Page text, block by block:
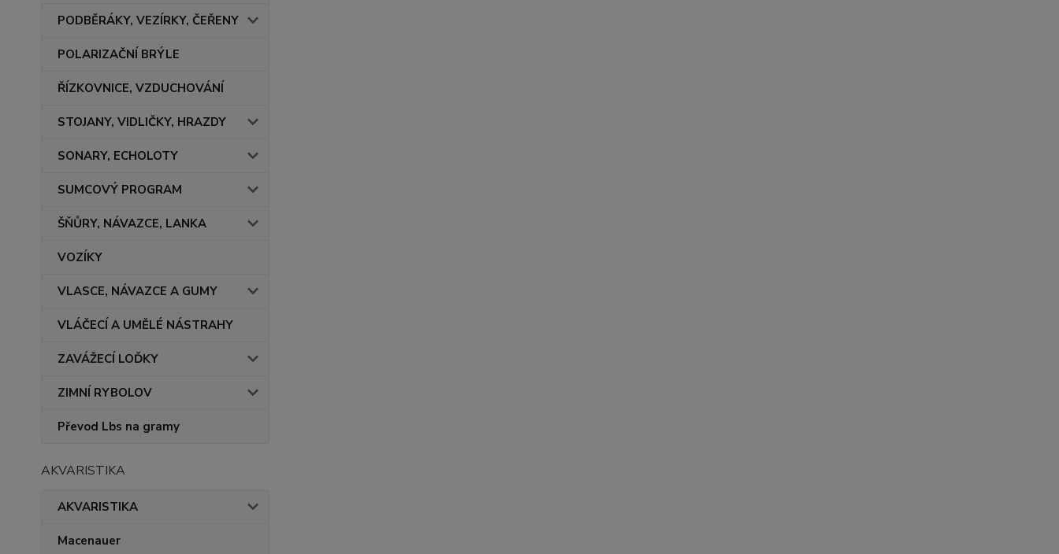
PODBĚRÁKY, VEZÍRKY, ČEŘENY
POLARIZAČNÍ BRÝLE
ŘÍZKOVNICE, VZDUCHOVÁNÍ
STOJANY, VIDLIČKY, HRAZDY
SONARY, ECHOLOTY
SUMCOVÝ PROGRAM
ŠŇŮRY, NÁVAZCE, LANKA
VOZÍKY
VLASCE, NÁVAZCE A GUMY
VLÁČECÍ A UMĚLÉ NÁSTRAHY
ZAVÁŽECÍ LOĎKY
ZIMNÍ RYBOLOV
Převod Lbs na gramy
AKVARISTIKA
AKVARISTIKA
Macenauer